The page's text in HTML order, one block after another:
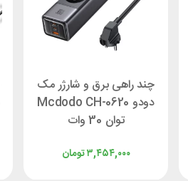
چند راهی برق و شارژر مک
دودو Mcdodo CH-0620
توان 30 وات
تومان۳,۴۵۴,۰۰۰